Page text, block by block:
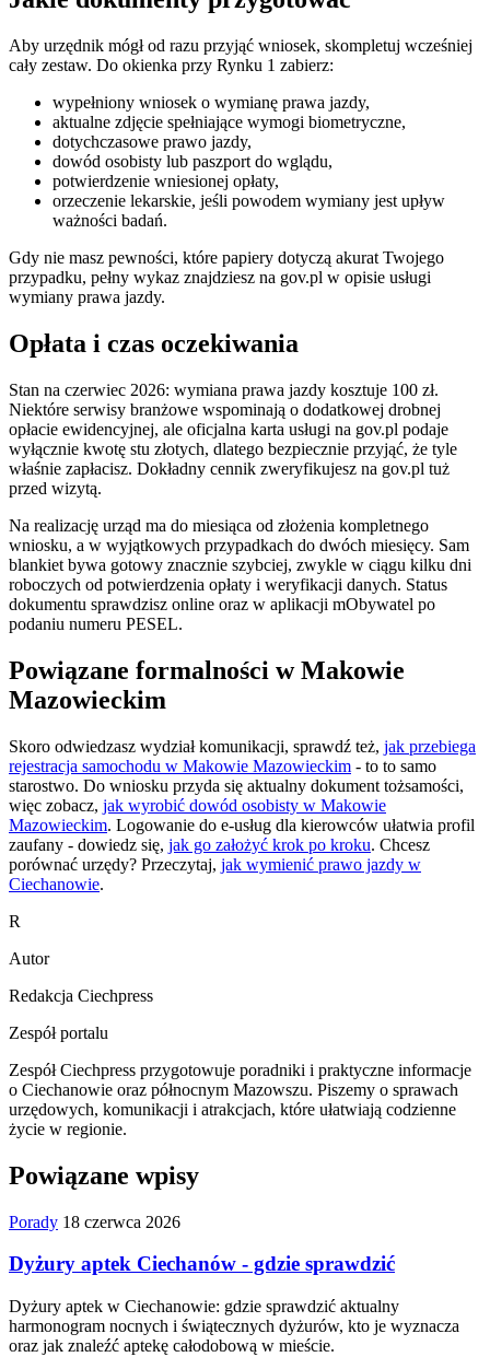
Aby urzędnik mógł od razu przyjąć wniosek, skompletuj wcześniej
cały zestaw. Do okienka przy Rynku 1 zabierz:
wypełniony wniosek o wymianę prawa jazdy,
aktualne zdjęcie spełniające wymogi biometryczne,
dotychczasowe prawo jazdy,
dowód osobisty lub paszport do wglądu,
potwierdzenie wniesionej opłaty,
orzeczenie lekarskie, jeśli powodem wymiany jest upływ
ważności badań.
Gdy nie masz pewności, które papiery dotyczą akurat Twojego
przypadku, pełny wykaz znajdziesz na gov.pl w opisie usługi
wymiany prawa jazdy.
Opłata i czas oczekiwania
Stan na czerwiec 2026: wymiana prawa jazdy kosztuje 100 zł.
Niektóre serwisy branżowe wspominają o dodatkowej drobnej
opłacie ewidencyjnej, ale oficjalna karta usługi na gov.pl podaje
wyłącznie kwotę stu złotych, dlatego bezpiecznie przyjąć, że tyle
właśnie zapłacisz. Dokładny cennik zweryfikujesz na gov.pl tuż
przed wizytą.
Na realizację urząd ma do miesiąca od złożenia kompletnego
wniosku, a w wyjątkowych przypadkach do dwóch miesięcy. Sam
blankiet bywa gotowy znacznie szybciej, zwykle w ciągu kilku dni
roboczych od potwierdzenia opłaty i weryfikacji danych. Status
dokumentu sprawdzisz online oraz w aplikacji mObywatel po
podaniu numeru PESEL.
Powiązane formalności w Makowie
Mazowieckim
Skoro odwiedzasz wydział komunikacji, sprawdź też, jak przebiega
rejestracja samochodu w Makowie Mazowieckim - to to samo
starostwo. Do wniosku przyda się aktualny dokument tożsamości,
więc zobacz, jak wyrobić dowód osobisty w Makowie
Mazowieckim. Logowanie do e-usług dla kierowców ułatwia profil
zaufany - dowiedz się, jak go założyć krok po kroku. Chcesz
porównać urzędy? Przeczytaj, jak wymienić prawo jazdy w
Ciechanowie.
R
Autor
Redakcja Ciechpress
Zespół portalu
Zespół Ciechpress przygotowuje poradniki i praktyczne informacje
o Ciechanowie oraz północnym Mazowszu. Piszemy o sprawach
urzędowych, komunikacji i atrakcjach, które ułatwiają codzienne
życie w regionie.
Powiązane wpisy
Porady 18 czerwca 2026
Dyżury aptek Ciechanów - gdzie sprawdzić
Dyżury aptek w Ciechanowie: gdzie sprawdzić aktualny
harmonogram nocnych i świątecznych dyżurów, kto je wyznacza
oraz jak znaleźć aptekę całodobową w mieście.